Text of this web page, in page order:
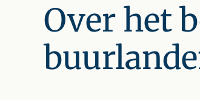
Over het